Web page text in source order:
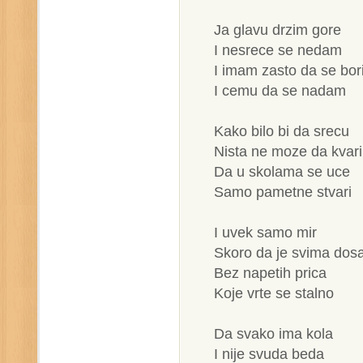
Ja glavu drzim gore
I nesrece se nedam
I imam zasto da se
I cemu da se nadam
Kako bilo bi da srecu
Nista ne moze da kvari
Da u skolama se uce
Samo pametne stvari
I uvek samo mir
Skoro da je svima
Bez napetih prica
Koje vrte se stalno
Da svako ima kola
I nije svuda beda